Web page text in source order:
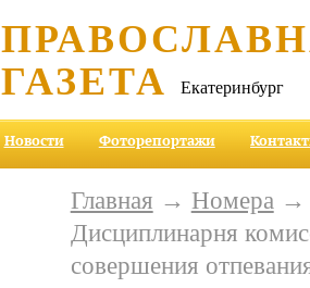
ГАЗЕТА Екатеринбург
Новости Фоторепортажи
Главная → Номера
Дисциплинарня
совершения